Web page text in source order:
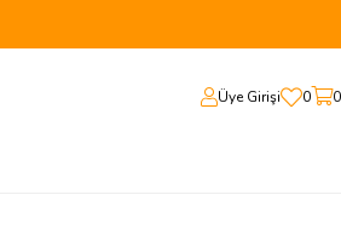
Üye Girişi 0 0